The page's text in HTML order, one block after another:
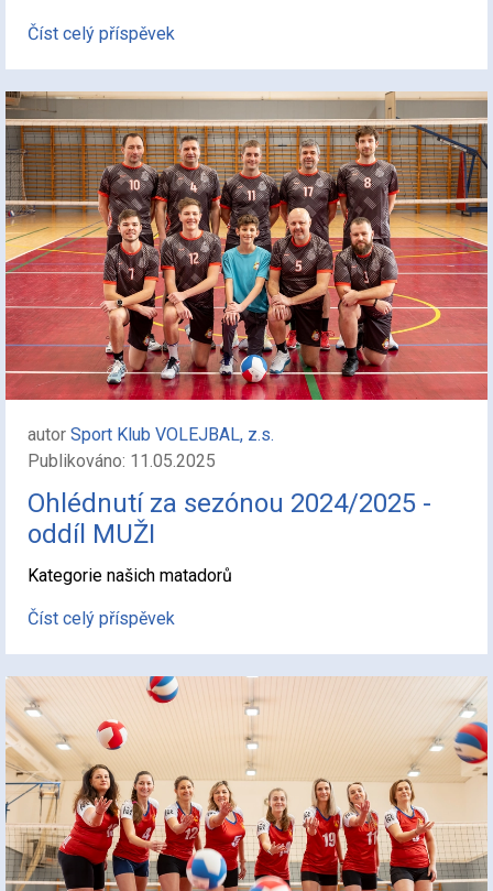
Číst celý příspěvek
autor Sport Klub VOLEJBAL, z.s.
Publikováno: 11.05.2025
Ohlédnutí za sezónou 2024/2025 -
oddíl MUŽI
Kategorie našich matadorů
Číst celý příspěvek